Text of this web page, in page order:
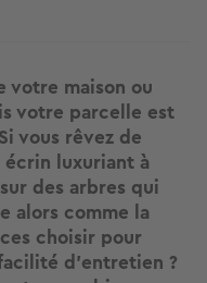
votre maison ou
votre parcelle est
vous rêvez de
luxuriant à
des arbres qui
alors comme la
choisir pour
d’entretien ?